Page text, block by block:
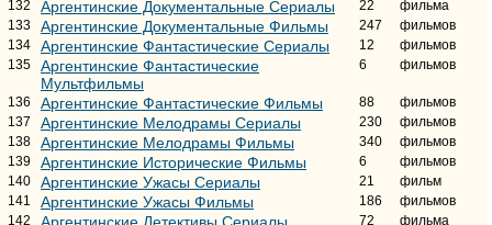
132
Аргентинские Документальные Сериалы 22
фильма
133
Аргентинские Документальные Фильмы 247
фильмов
134
Аргентинские Фантастические Сериалы 12
фильмов
135
Аргентинские Фантастические
Мультфильмы
6 фильмов
136 Аргентинские Фантастические Фильмы 88
фильмов
137
Аргентинские Мелодрамы Сериалы 230
фильмов
138
Аргентинские Мелодрамы Фильмы 340
фильмов
139
Аргентинские Исторические Фильмы 6
фильмов
140
Аргентинские Ужасы Сериалы 21
фильм
141
Аргентинские Ужасы Фильмы 186
фильмов
142
72
фильма